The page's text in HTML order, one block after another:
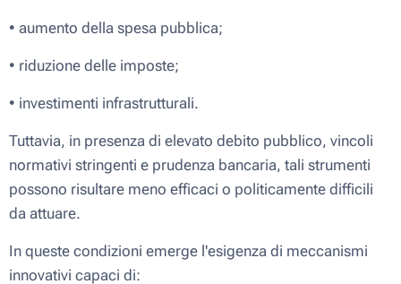
• aumento della spesa pubblica;
• riduzione delle imposte;
• investimenti infrastrutturali.
Tuttavia, in presenza di elevato debito pubblico, vincoli
normativi stringenti e prudenza bancaria, tali strumenti
possono risultare meno efficaci o politicamente difficili
da attuare.
In queste condizioni emerge l'esigenza di meccanismi
innovativi capaci di: